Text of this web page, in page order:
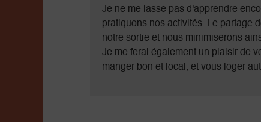
des hauts plateaux du Vercors par la
- Randonnée : en bivouac ou à la
hauts plateaux du Vercors.
- Escalade : initiez vous ou
sportive, tester l'originalité de
Je ne me lasse pas d'apprendre
pratiquons nos activités. Le partage
notre sortie et nous minimiserons
Je me ferai également un plaisir de
manger bon et local, et vous loger